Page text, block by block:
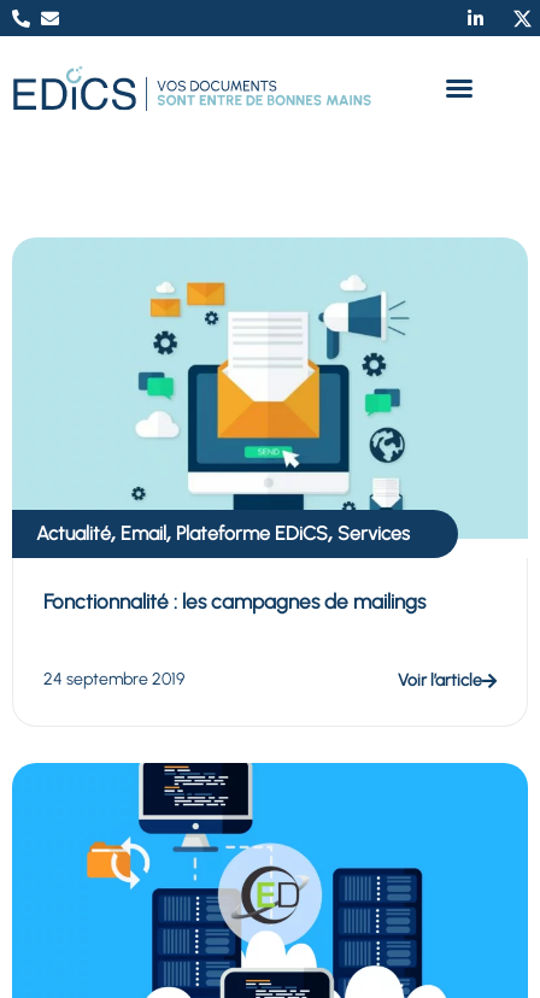
Actualité, Email, Plateforme EDiCS, Services
Fonctionnalité : les campagnes de mailings
24 septembre 2019 Voir l’article